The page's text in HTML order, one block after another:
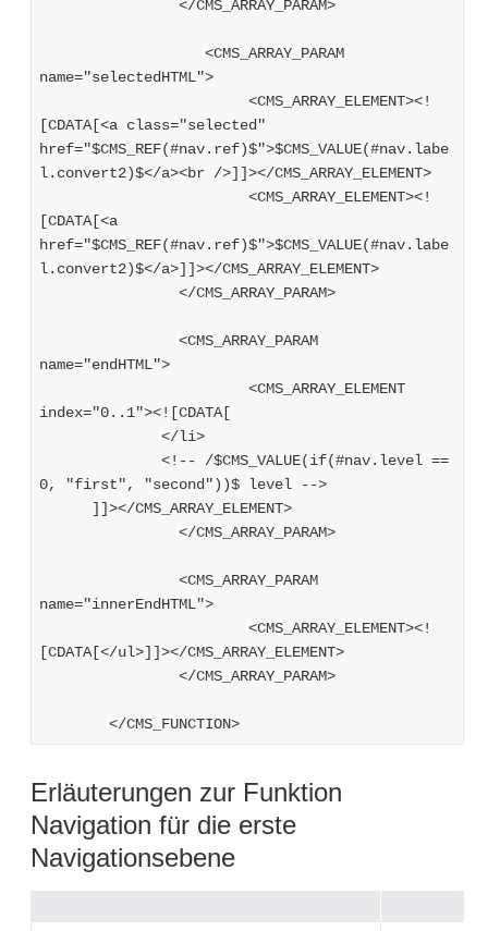
   		</CMS_ARRAY_PARAM>
name="selectedHTML">
[CDATA[<a class="selected"
href="$CMS_REF(#nav.ref)$">$CMS_VALUE(#nav.labe
l.convert2)$</a><br />]]></CMS_ARRAY_ELEMENT>
[CDATA[<a
href="$CMS_REF(#nav.ref)$">$CMS_VALUE(#nav.labe
l.convert2)$</a>]]></CMS_ARRAY_ELEMENT>
   		</CMS_ARRAY_PARAM>
name="endHTML">
index="0..1"><![CDATA[
              </li>
0, "first", "second"))$ level -->
      ]]></CMS_ARRAY_ELEMENT>
   		</CMS_ARRAY_PARAM>
name="innerEndHTML">
[CDATA[</ul>]]></CMS_ARRAY_ELEMENT>
   		</CMS_ARRAY_PARAM>
	</CMS_FUNCTION>
Erläuterungen zur Funktion
Navigation für die erste
Navigationsebene